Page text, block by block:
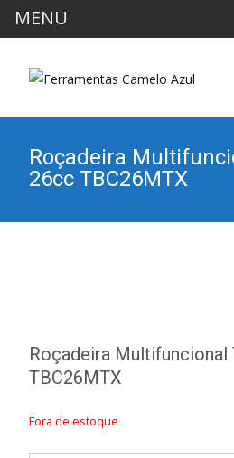
Roçadeira
26cc TBC26MTX
Roçadeira Multifuncional
TBC26MTX
Fora de estoque
MENU